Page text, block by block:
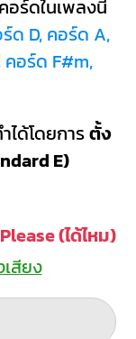
อร์ดในเพลงนี้
ด D, คอร์ด A,
คอร์ด F#m,
ได้โดยการตั้ง
E)
Please (ได้ไหม)
สียง